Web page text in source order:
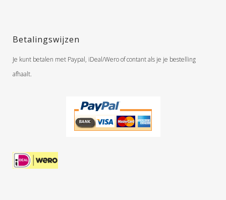
Betalingswijzen
Je kunt betalen met Paypal, iDeal/Wero of contant als je je bestelling
afhaalt.